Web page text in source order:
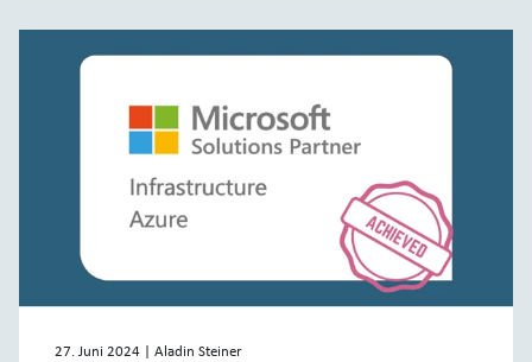
27. Juni 2024 | Aladin Steiner